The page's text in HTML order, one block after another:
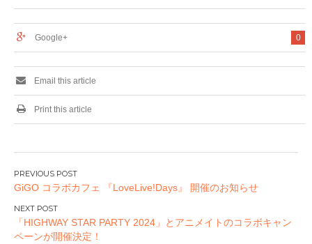
0
Google+
Email this article
Print this article
投
稿
ナ
ビ
GiGO コラボカフェ 『LoveLive!Days』 開催のお知らせ
「HIGHWAY STAR PARTY 2024」とアニメイトのコラボキャン
ペーンが開催決定！